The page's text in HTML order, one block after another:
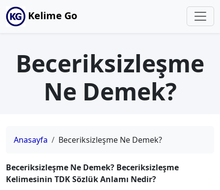
Kelime Go
Beceriksizleşme
Ne Demek?
Anasayfa Beceriksizleşme Ne Demek?
Beceriksizleşme Ne Demek? Beceriksizleşme
Kelimesinin TDK Sözlük Anlamı Nedir?